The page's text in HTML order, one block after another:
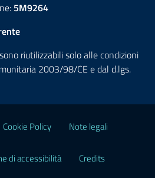
5M9264
riutilizzabili solo alle condizioni
2003/98/CE e dal d.lgs.
Cookie Policy Note legali
di accessibilità Credits